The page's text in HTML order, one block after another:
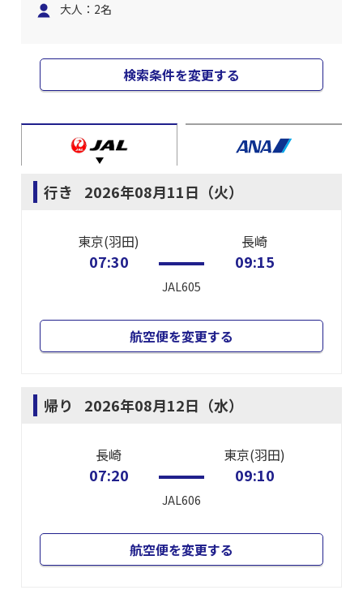
大人：2名
検索条件を変更する
行き 2026年08月11日（火）
東京(羽田)
07:30
JAL605
長崎
09:15
航空便を変更する
帰り 2026年08月12日（水）
長崎
07:20
JAL606
東京(羽田)
09:10
航空便を変更する